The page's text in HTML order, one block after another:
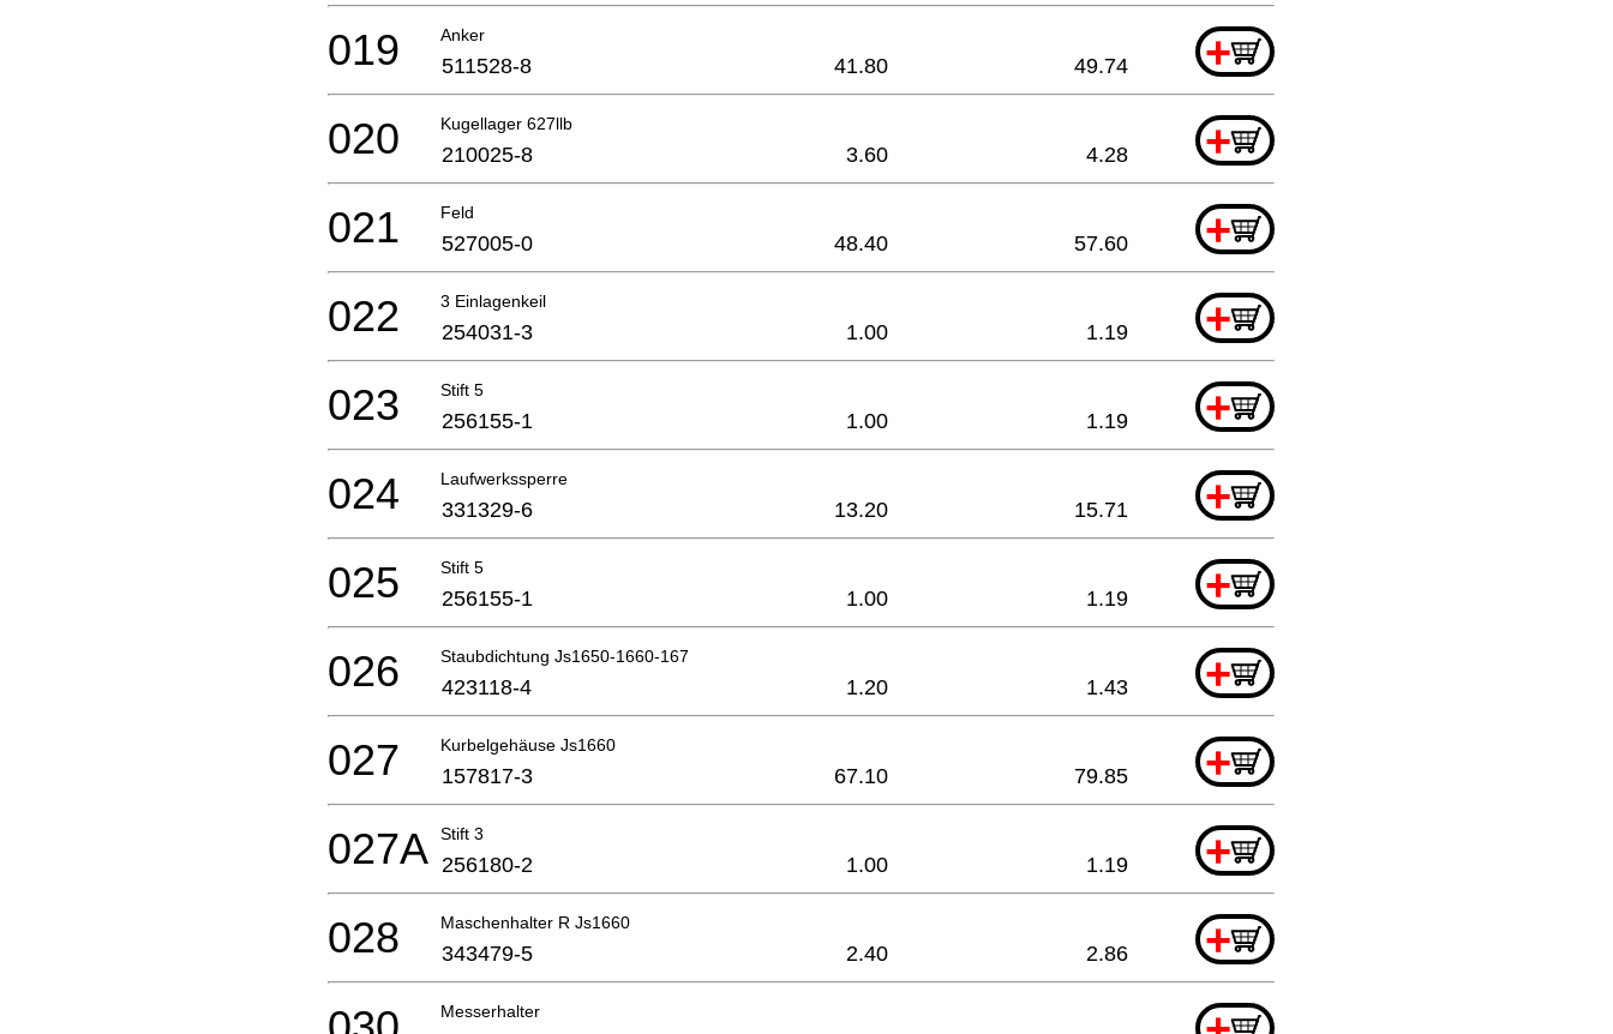
Anker +
019 511528-8 41.80 49.74
Kugellager 627llb +
020 210025-8 3.60 4.28
Feld +
021 527005-0 48.40 57.60
3 Einlagenkeil +
022 254031-3 1.00 1.19
Stift 5 +
023 256155-1 1.00 1.19
Laufwerkssperre +
024 331329-6 13.20 15.71
Stift 5 +
025 256155-1 1.00 1.19
Staubdichtung Js1650-1660-167 +
026 423118-4 1.20 1.43
Kurbelgehäuse Js1660 +
027 157817-3 67.10 79.85
Stift 3 +
027A 256180-2 1.00 1.19
Maschenhalter R Js1660 +
028 343479-5 2.40 2.86
Messerhalter